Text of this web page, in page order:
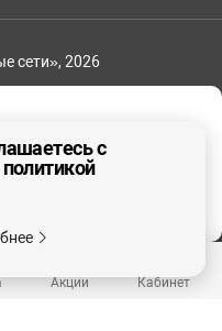
Акции Кабинет
сети», 2026
с